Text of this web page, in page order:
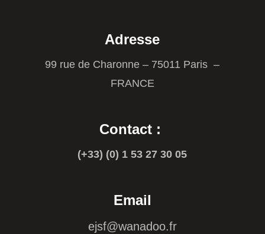
Adresse
99 rue de Charonne – 75011 Paris –
FRANCE
Contact :
(+33) (0) 1 53 27 30 05
Email
ejsf@wanadoo.fr